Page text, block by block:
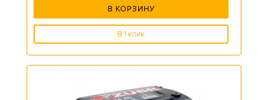
В КОРЗИНУ
В 1 клик